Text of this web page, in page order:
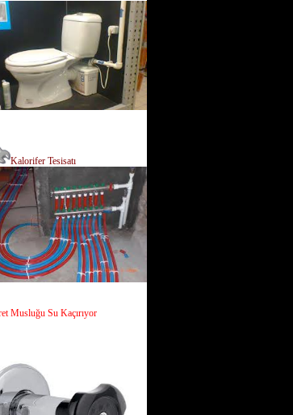
Kalorifer Tesisatı
Musluğu Su Kaçırıyor